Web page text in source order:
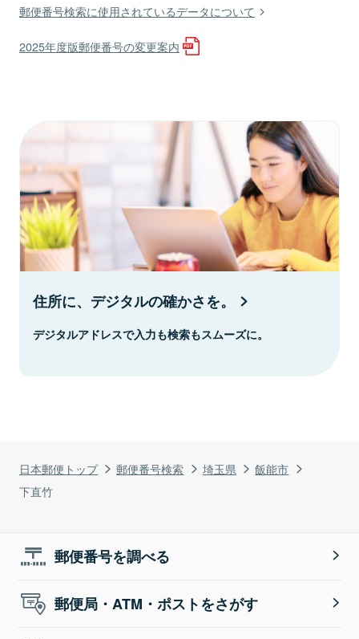
日本郵便トップ 郵便番号検索 埼玉県
飯能市
下直竹
郵便番号検索に使用されているデータについて
2025年度版郵便番号の変更案内
住所に、デジタルの確かさを。
デジタルアドレスで入力も検索もスムーズに。
郵便番号を調べる
郵便局・ATM・ポストをさがす